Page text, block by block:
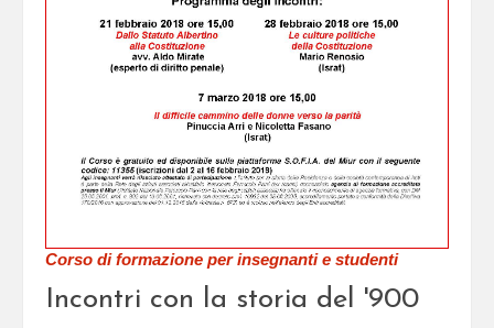
Corso di formazione per insegnanti e studenti
Incontri con la storia del '900